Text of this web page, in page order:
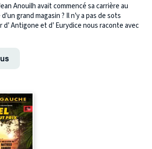
Anouilh avait commencé sa carrière au
grand magasin ? Il n’y a pas de sots
Antigone et d’ Eurydice nous raconte avec